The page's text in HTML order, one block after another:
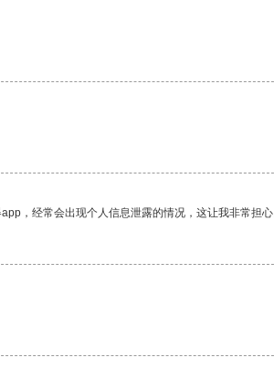
，经常会出现个人信息泄露的情况，这让我非常担心